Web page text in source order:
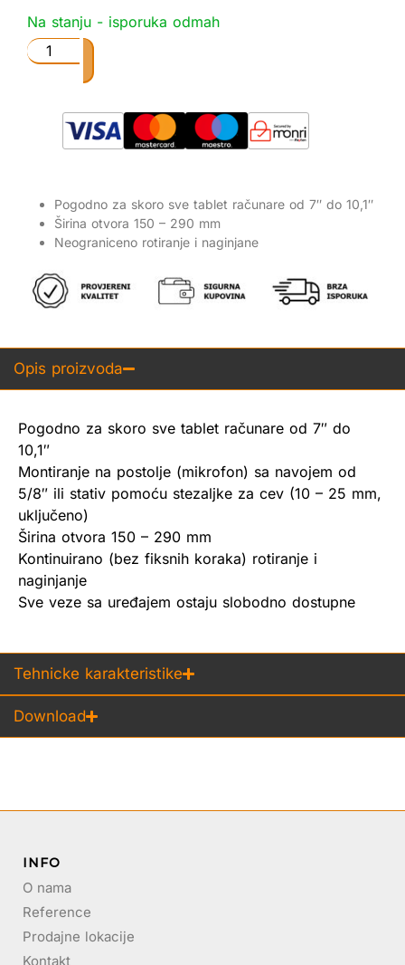
Na stanju - isporuka odmah
Pogodno za skoro sve tablet računare od 7″ do 10,1″
Širina otvora 150 – 290 mm
Neograniceno rotiranje i naginjane
Opis proizvoda
Pogodno za skoro sve tablet računare od 7″ do
10,1″
Montiranje na postolje (mikrofon) sa navojem od
5/8″ ili stativ pomoću stezaljke za cev (10 – 25 mm,
uključeno)
Širina otvora 150 – 290 mm
Kontinuirano (bez fiksnih koraka) rotiranje i
naginjanje
Sve veze sa uređajem ostaju slobodno dostupne
Tehnicke karakteristike
Download
INFO
O nama
Reference
Prodajne lokacije
Kontakt